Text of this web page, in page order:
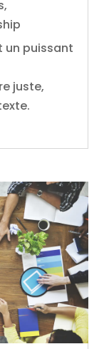
,
un puissant
juste,